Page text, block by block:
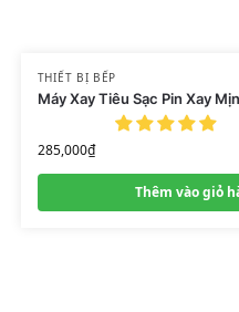
THIẾT BỊ BẾP
Máy Xay Tiêu Sạc Pin Xay
285,000₫
Thêm vào giỏ